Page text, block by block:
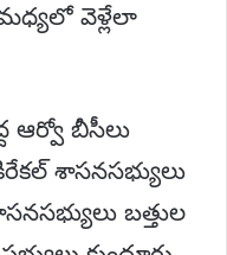
మధ్యలో వెళ్లేలా
ఆర్వో బీసీలు
శాసనసభ్యులు
బత్తుల